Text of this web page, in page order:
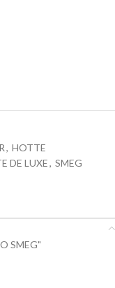
, HOTTE
DE LUXE, SMEG